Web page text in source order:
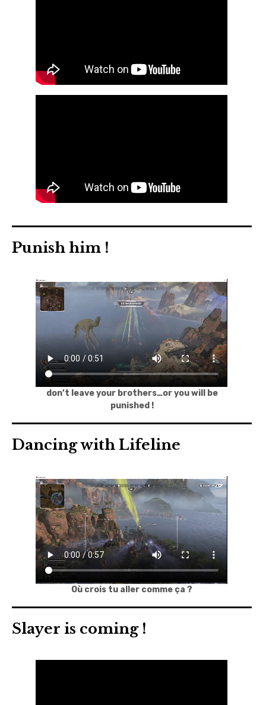
Punish him !
don’t leave your brothers…or you will be
punished !
Dancing with Lifeline
Où crois tu aller comme ça ?
Slayer is coming !